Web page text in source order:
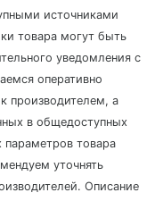
источниками
товара могут быть
уведомления с
оперативно
производителем, а
в общедоступных
параметров товара
уточнять
Описание